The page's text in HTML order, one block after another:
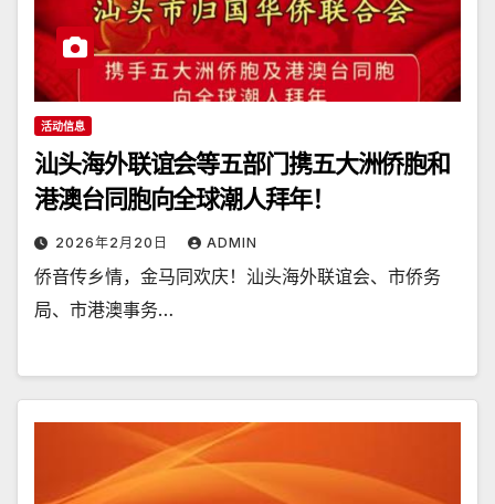
活动信息
汕头海外联谊会等五部门携五大洲侨胞和
港澳台同胞向全球潮人拜年！
2026年2月20日 ADMIN
侨音传乡情，金马同欢庆！汕头海外联谊会、市侨务
局、市港澳事务…